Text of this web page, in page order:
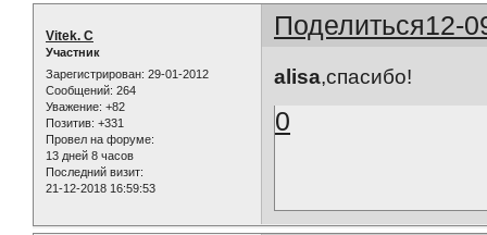
Поделиться12-
Vitek. C
Участник
Зарегистрирован: 29-01-2012
Сообщений: 264
Уважение: +82
Позитив: +331
Провел на форуме:
13 дней 8 часов
Последний визит:
21-12-2018 16:59:53
alisa,спасибо!
0